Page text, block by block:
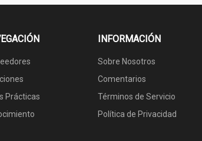
Prácticas
INFORMACIÓN
Sobre Nosotros
Comentarios
Términos de Servicio
Política de Privacidad